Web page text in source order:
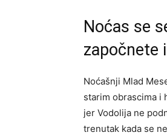
Noćas se
započnete
Noćašnji Mlad
starim obrascima i
jer Vodolija ne
trenutak kada se